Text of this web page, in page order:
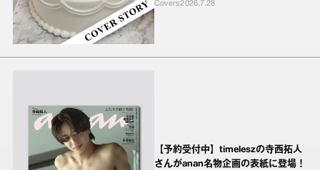
Covers2026.7.28
【予約受付中】timeleszの寺西拓人
さんがanan名物企画の表紙に登場！